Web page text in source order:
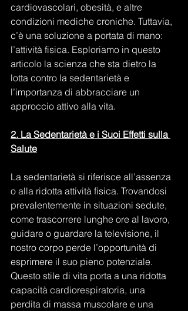
cardiovascolari, obesità, e altre
condizioni mediche croniche. Tuttavia,
c’è una soluzione a portata di mano:
l’attività fisica. Esploriamo in questo
articolo la scienza che sta dietro la
lotta contro la sedentarietà e
l’importanza di abbracciare un
approccio attivo alla vita.
2. La Sedentarietà e i Suoi Effetti sulla
Salute
La sedentarietà si riferisce all’assenza
o alla ridotta attività fisica. Trovandosi
prevalentemente in situazioni sedute,
come trascorrere lunghe ore al lavoro,
guidare o guardare la televisione, il
nostro corpo perde l’opportunità di
esprimere il suo pieno potenziale.
Questo stile di vita porta a una ridotta
capacità cardiorespiratoria, una
perdita di massa muscolare e una